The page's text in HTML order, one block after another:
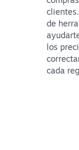
de
los
cada